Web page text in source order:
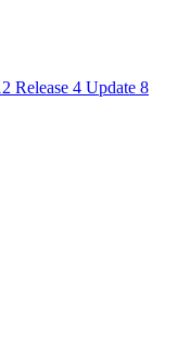
Release 4 Update 8